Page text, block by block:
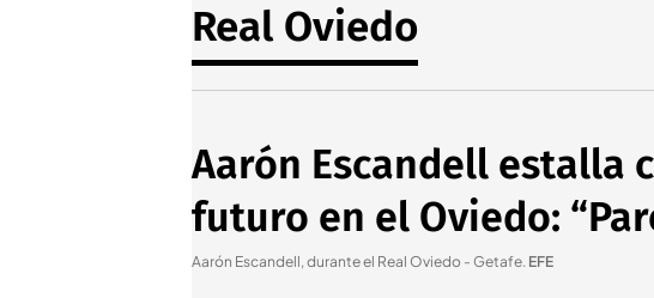
Real Oviedo
Aarón Escandell estalla
futuro en el Oviedo:
Aarón Escandell, durante el Real Oviedo - Getafe. EFE